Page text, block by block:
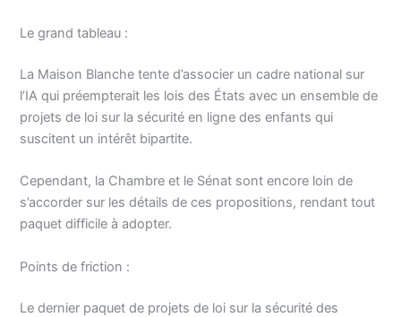
Le grand tableau :
La Maison Blanche tente d’associer un cadre national sur
l’IA qui préempterait les lois des États avec un ensemble de
projets de loi sur la sécurité en ligne des enfants qui
suscitent un intérêt bipartite.
Cependant, la Chambre et le Sénat sont encore loin de
s’accorder sur les détails de ces propositions, rendant tout
paquet difficile à adopter.
Points de friction :
Le dernier paquet de projets de loi sur la sécurité des